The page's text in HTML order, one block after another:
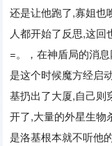
还是让他跑了,寡姐也
人都开始了反思,这回
=。，在神盾局的消
是这个时候魔方经启
基扔出了大厦,自己则
开了,大量的外星生物
是洛基根本就不听他